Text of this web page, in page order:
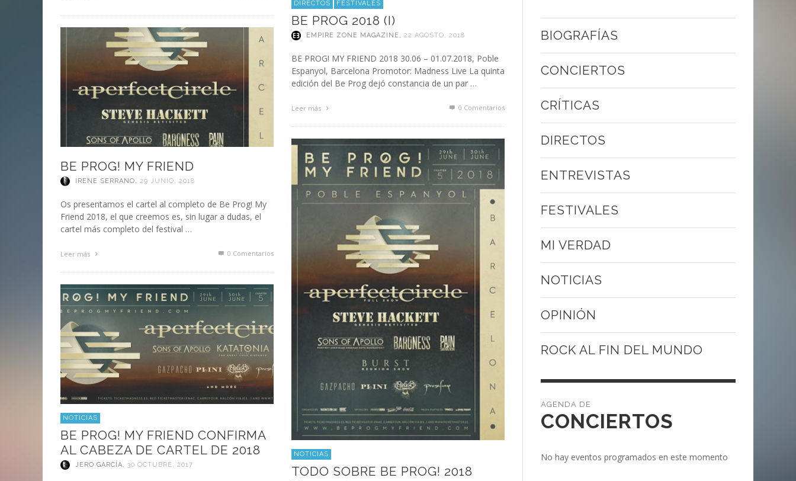
DIRECTOS FESTIVALES
BE PROG 2018 (I)
EMPIRE ZONE MAGAZINE, 22 AGOSTO, 2018
BE PROG! MY FRIEND 2018 30.06 – 01.07.2018, Poble
Espanyol, Barcelona Promotor: Madness Live La quinta
edición del Be Prog dejó constancia de un par …
Leer más 0 Comentarios
BE PROG! MY FRIEND
IRENE SERRANO, 29 JUNIO, 2018
Os presentamos el cartel al completo de Be Prog! My
Friend 2018, el que creemos es, sin lugar a dudas, el
cartel más completo del festival …
Leer más 0 Comentarios
NOTICIAS
TODO SOBRE BE PROG! 2018
NOTICIAS
BE PROG! MY FRIEND CONFIRMA
AL CABEZA DE CARTEL DE 2018
JERO GARCÍA, 30 OCTUBRE, 2017
BIOGRAFÍAS
CONCIERTOS
CRÍTICAS
DIRECTOS
ENTREVISTAS
FESTIVALES
MI VERDAD
NOTICIAS
OPINIÓN
ROCK AL FIN DEL MUNDO
CONCIERTOS
No hay eventos programados en este momento